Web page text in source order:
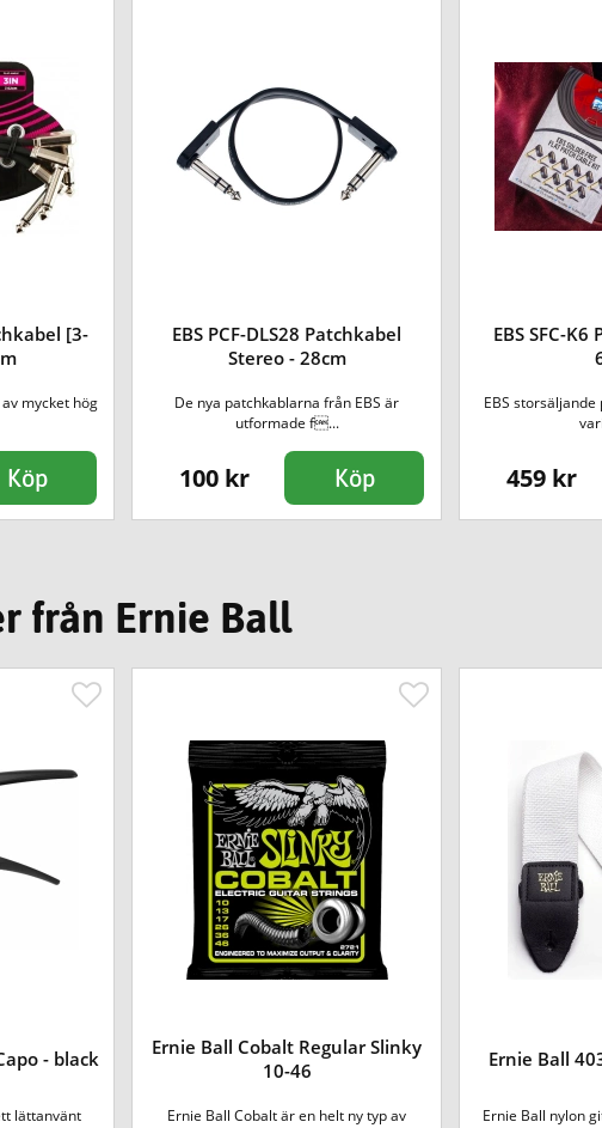
[3-
mycket hög
Köp
EBS PCF-DLS28 Patchkabel
Stereo - 28cm
De nya patchkablarna från EBS är
utformade f...
100 kr Köp
EBS SFC-
EBS
459 kr
från Ernie Ball
- black
lättanvänt
Ernie Ball Cobalt Regular Slinky
10-46
Ernie Ball Cobalt är en helt ny typ av
Ernie Ball
Ernie Ball nylon